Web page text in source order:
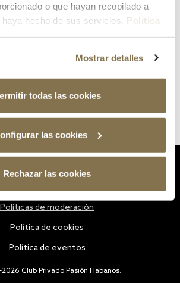
o que hayan recopilado a
hecho de sus servicios. Política
Mostrar detalles
todas las cookies
las cookies
Rechazar las cookies
Club Privado Pasión Habanos.
Políticas de moderación
Política de cookies
Política de eventos